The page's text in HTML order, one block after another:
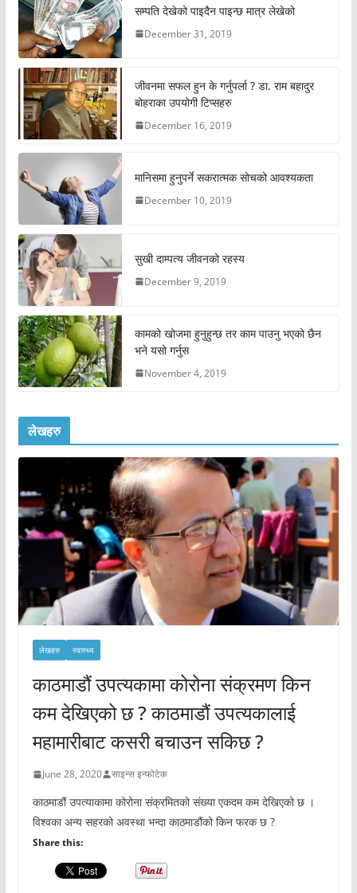
सम्पति देखेको पाइदैन पाइन्छ मात्र लेखेको
December 31, 2019
जीवनमा सफल हुन के गर्नुपर्ला ? डा. राम बहादुर
बोहराका उपयोगी टिप्सहरु
December 16, 2019
मानिसमा हुनुपर्ने सकरात्मक सोचको आवश्यकता
December 10, 2019
सुखी दाम्पत्य जीवनको रहस्य
December 9, 2019
कामको खोजमा हुनुहुन्छ तर काम पाउनु भएको छैन
भने यसो गर्नुस
November 4, 2019
लेखहरु
लेखहरु स्वास्थ्य
काठमाडौं उपत्यकामा कोरोना संक्रमण किन
कम देखिएको छ ? काठमाडौं उपत्यकालाई
महामारीबाट कसरी बचाउन सकिछ ?
June 28, 2020 साइन्स इन्फोटेक
काठमाडौं उपत्याकामा कोरोना संक्रमितको संख्या एकदम कम देखिएको छ ।
विश्वका अन्य सहरको अवस्था भन्दा काठमाडौंको किन फरक छ ?
Share this: